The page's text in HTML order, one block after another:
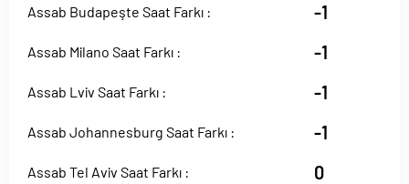
Assab Budapeşte Saat Farkı : -1
Assab Milano Saat Farkı : -1
Assab Lviv Saat Farkı : -1
Assab Johannesburg Saat Farkı : -1
Assab Tel Aviv Saat Farkı : 0